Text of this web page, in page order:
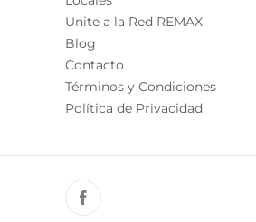
Unite a la Red REMAX
Blog
Contacto
Términos y Condiciones
Política de Privacidad